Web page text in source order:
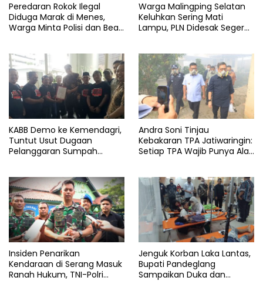
Peredaran Rokok Ilegal
Diduga Marak di Menes,
Warga Minta Polisi dan Bea
Warga Malingping Selatan
Keluhkan Sering Mati
Lampu, PLN Didesak Segera
KABB Demo ke Kemendagri,
Tuntut Usut Dugaan
Pelanggaran Sumpah
Andra Soni Tinjau
Kebakaran TPA Jatiwaringin:
Setiap TPA Wajib Punya Alat
Insiden Penarikan
Kendaraan di Serang Masuk
Ranah Hukum, TNI-Polri
Jenguk Korban Laka Lantas,
Bupati Pandeglang
Sampaikan Duka dan